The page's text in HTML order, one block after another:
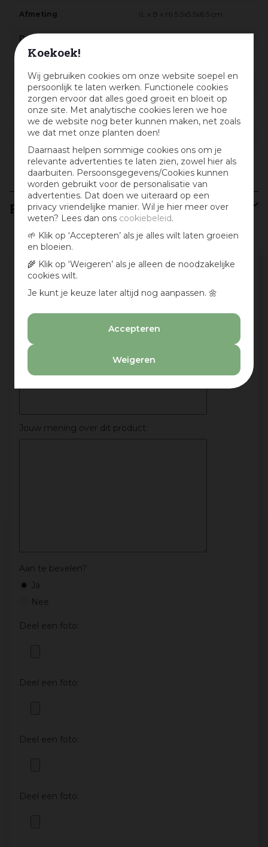
Koekoek!
Wij gebruiken cookies om onze website soepel en
persoonlijk te laten werken. Functionele cookies
zorgen ervoor dat alles goed groeit en bloeit op
onze site. Met analytische cookies leren we hoe
we de website nog beter kunnen maken, net zoals
we dat met onze planten doen!
Daarnaast helpen sommige cookies ons om je
relevante advertenties te laten zien, zowel hier als
daarbuiten. Persoonsgegevens/Cookies kunnen
worden gebruikt voor de personalisatie van
advertenties. Dat doen we uiteraard op een
privacy vriendelijke manier. Wil je hier meer over
weten? Lees dan ons cookiebeleid.
🌱 Klik op ‘Accepteren’ als je alles wilt laten groeien
en bloeien.
🌾 Klik op ‘Weigeren’ als je alleen de noodzakelijke
cookies wilt.
Je kunt je keuze later altijd nog aanpassen. 🌼
Accepteren
Weigeren
Afmeting (L x B x H) 5.5x5.5x6.5 cm
Dorpsnaam
Met beweging Nee
Met muziek Nee
Gewicht 35 g
Soort lemax Mens & dier
Recensies
Schrijf een review en win een cadeaubon
Deel jouw ervaringen met dit product en maak
maandelijks kans op een cadeaubon t.w.v. € 25,-
Mijn ervaring in één zin:*
Jouw mening over dit product:
Aan te bevelen?
Ja
Nee
Deel een foto:
Deel een foto:
Deel een foto:
Deel een foto: